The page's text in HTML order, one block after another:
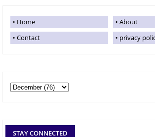
Home
About
Contact
privacy
STAY CONNECTED